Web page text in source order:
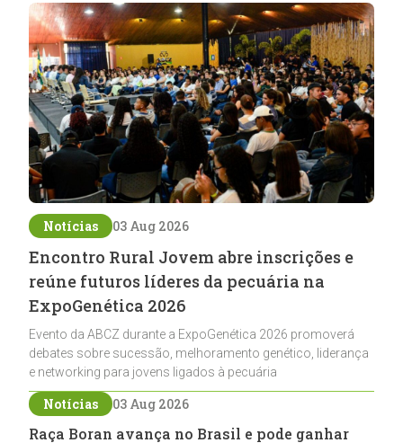
Notícias 03 Aug 2026
Encontro Rural Jovem abre inscrições e
reúne futuros líderes da pecuária na
ExpoGenética 2026
Evento da ABCZ durante a ExpoGenética 2026 promoverá
debates sobre sucessão, melhoramento genético, liderança
e networking para jovens ligados à pecuária
Notícias 03 Aug 2026
Raça Boran avança no Brasil e pode ganhar